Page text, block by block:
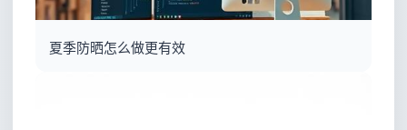
夏季防晒怎么做更有效